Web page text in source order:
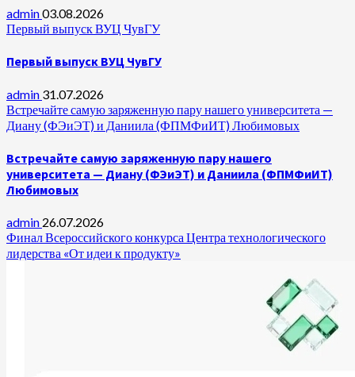
admin03.08.2026
Первый выпуск ВУЦ ЧувГУ
Первый выпуск ВУЦ ЧувГУ
admin 31.07.2026
Встречайте самую заряженную пару нашего университета —
Диану (ФЭиЭТ) и Даниила (ФПМФиИТ) Любимовых
Встречайте самую заряженную пару нашего
университета — Диану (ФЭиЭТ) и Даниила (ФПМФиИТ)
Любимовых
admin 26.07.2026
Финал Всероссийского конкурса Центра технологического
лидерства «От идеи к продукту»